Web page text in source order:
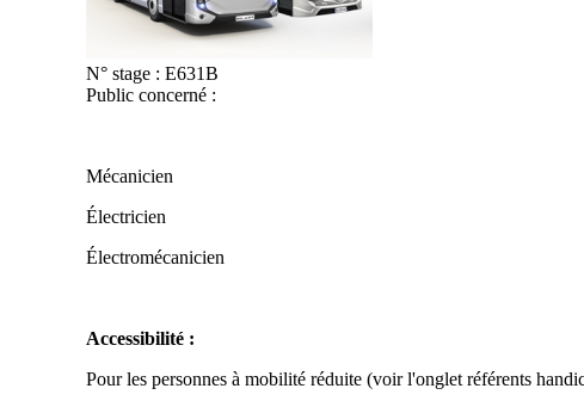
N° stage : E631B
Public concerné :
Mécanicien
Électricien
Électromécanicien
Accessibilité :
Pour les personnes à mobilité réduite (voir l'onglet référents